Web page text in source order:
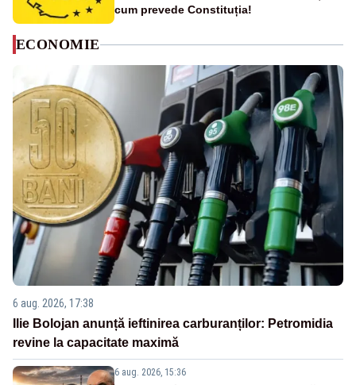
cum prevede Constituția!
ECONOMIE
6 aug. 2026, 17:38
Ilie Bolojan anunță ieftinirea carburanților: Petromidia
revine la capacitate maximă
6 aug. 2026, 15:36